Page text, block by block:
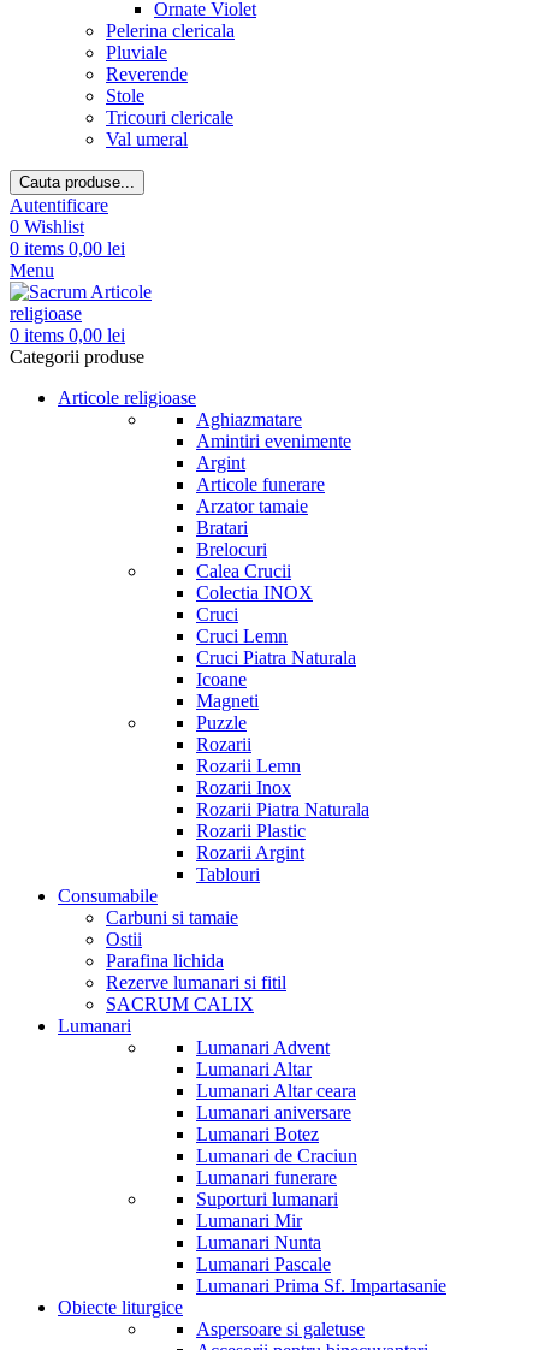
Ornate Violet
Pelerina clericala
Pluviale
Reverende
Stole
Tricouri clericale
Val umeral
Cauta produse...
Autentificare
0 Wishlist
0 items 0,00 lei
Menu
0 items 0,00 lei
Categorii produse
Articole religioase
Aghiazmatare
Amintiri evenimente
Argint
Articole funerare
Arzator tamaie
Bratari
Brelocuri
Calea Crucii
Colectia INOX
Cruci
Cruci Lemn
Cruci Piatra Naturala
Icoane
Magneti
Puzzle
Rozarii
Rozarii Lemn
Rozarii Inox
Rozarii Piatra Naturala
Rozarii Plastic
Rozarii Argint
Tablouri
Consumabile
Carbuni si tamaie
Ostii
Parafina lichida
Rezerve lumanari si fitil
SACRUM CALIX
Lumanari
Lumanari Advent
Lumanari Altar
Lumanari Altar ceara
Lumanari aniversare
Lumanari Botez
Lumanari de Craciun
Lumanari funerare
Suporturi lumanari
Lumanari Mir
Lumanari Nunta
Lumanari Pascale
Lumanari Prima Sf. Impartasanie
Obiecte liturgice
Aspersoare si galetuse